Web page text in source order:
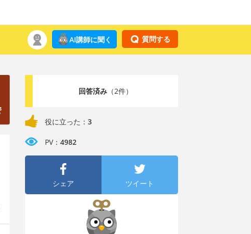
質問する
AI講師に聞く
回答済み（2件）
役に立った： 3
PV： 4982
シェア ツイート